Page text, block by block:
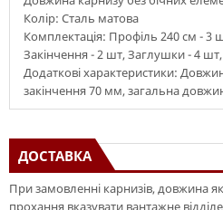
Колір: Сталь матова
Комплектація: Профіль 240 см -
Закінчення - 2 шт, Заглушки - 4
Додаткові характеристики:
закінчення 70 мм, загальна
ДОСТАВКА
При замовленні карнизів, довжина
прохання вказувати вантажне